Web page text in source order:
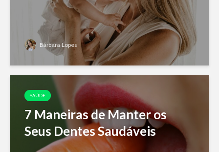
Bárbara Lopes
SAÚDE
7 Maneiras de Manter os
Seus Dentes Saudáveis